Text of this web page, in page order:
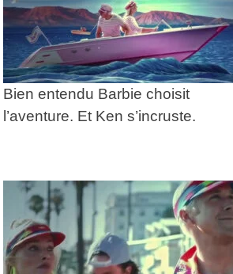
Bien entendu Barbie choisit
l’aventure. Et Ken s’incruste.